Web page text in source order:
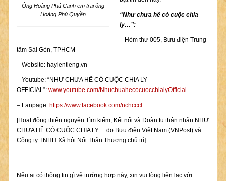
Ông Hoàng Phú Canh em trai ông
Hoàng Phú Quyền
“Như chưa hề có cuộc chia
ly…”:
– Hòm thư 005, Bưu điện Trung
tâm Sài Gòn, TPHCM
– Website: haylentieng.vn
– Youtube: “NHƯ CHƯA HỀ CÓ CUỘC CHIA LY –
OFFICIAL”: www.youtube.com/NhuchuahecocuocchialyOfficial
– Fanpage: https://www.facebook.com/nchcccl
[Hoạt động thiện nguyện Tìm kiếm, Kết nối và Đoàn tụ thân nhân NHƯ
CHƯA HỀ CÓ CUỘC CHIA LY… do Bưu điện Việt Nam (VNPost) và
Công ty TNHH Xã hội Nối Thân Thương chủ trì]
Nếu ai có thông tin gì về trường hợp này, xin vui lòng liên lạc với